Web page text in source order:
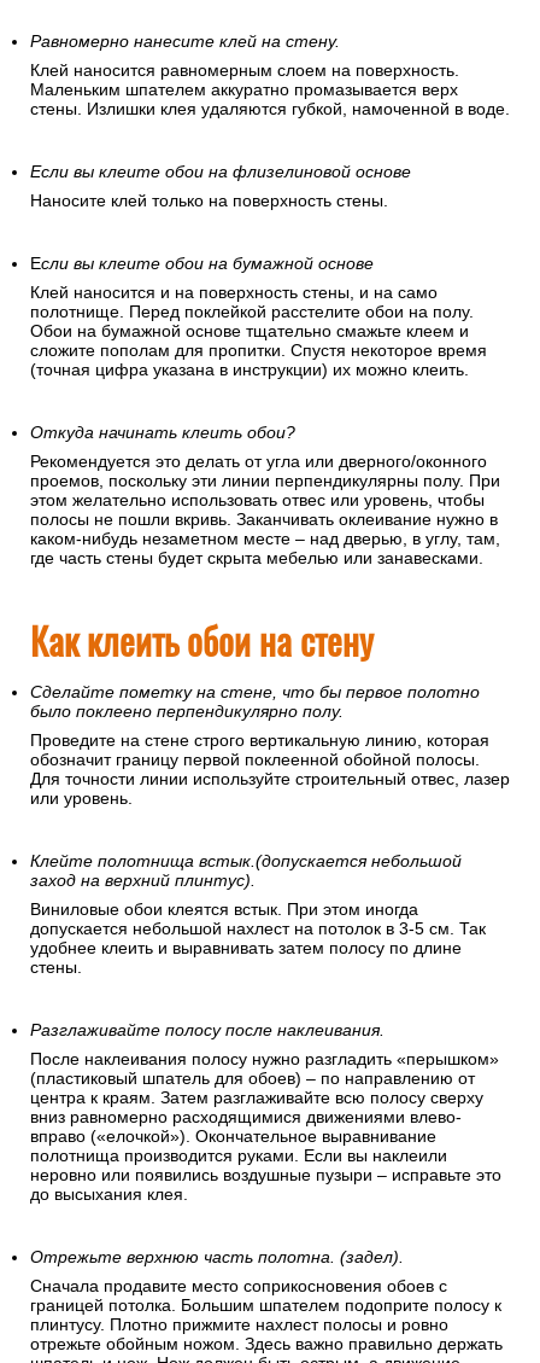
Равномерно нанесите клей на стену.
Клей наносится равномерным слоем на поверхность.
Маленьким шпателем аккуратно промазывается верх
стены. Излишки клея удаляются губкой, намоченной в воде.
Если вы клеите обои на флизелиновой основе
Наносите клей только на поверхность стены.
Если вы клеите обои на бумажной основе
Клей наносится и на поверхность стены, и на само
полотнище. Перед поклейкой расстелите обои на полу.
Обои на бумажной основе тщательно смажьте клеем и
сложите пополам для пропитки. Спустя некоторое время
(точная цифра указана в инструкции) их можно клеить.
Откуда начинать клеить обои?
Рекомендуется это делать от угла или дверного/оконного
проемов, поскольку эти линии перпендикулярны полу. При
этом желательно использовать отвес или уровень, чтобы
полосы не пошли вкривь. Заканчивать оклеивание нужно в
каком-нибудь незаметном месте – над дверью, в углу, там,
где часть стены будет скрыта мебелью или занавесками.
Как клеить обои на стену
Сделайте пометку на стене, что бы первое полотно
было поклеено перпендикулярно полу.
Проведите на стене строго вертикальную линию, которая
обозначит границу первой поклеенной обойной полосы.
Для точности линии используйте строительный отвес, лазер
или уровень.
Клейте полотнища встык.(допускается небольшой
заход на верхний плинтус).
Виниловые обои клеятся встык. При этом иногда
допускается небольшой нахлест на потолок в 3-5 см. Так
удобнее клеить и выравнивать затем полосу по длине
стены.
Разглаживайте полосу после наклеивания.
После наклеивания полосу нужно разгладить «перышком»
(пластиковый шпатель для обоев) – по направлению от
центра к краям. Затем разглаживайте всю полосу сверху
вниз равномерно расходящимися движениями влево-
вправо («елочкой»). Окончательное выравнивание
полотнища производится руками. Если вы наклеили
неровно или появились воздушные пузыри – исправьте это
до высыхания клея.
Отрежьте верхнюю часть полотна. (задел).
Сначала продавите место соприкосновения обоев с
границей потолка. Большим шпателем подоприте полосу к
плинтусу. Плотно прижмите нахлест полосы и ровно
отрежьте обойным ножом. Здесь важно правильно держать